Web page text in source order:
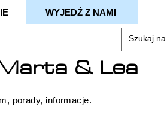
WYJEDŹ Z NAMI
& Lea
porady, informacje.